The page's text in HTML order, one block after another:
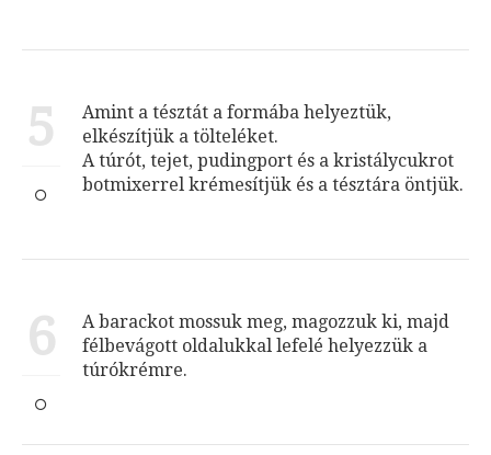
5
Amint a tésztát a formába helyeztük,
elkészítjük a tölteléket.
A túrót, tejet, pudingport és a kristálycukrot
botmixerrel krémesítjük és a tésztára öntjük.
6
A barackot mossuk meg, magozzuk ki, majd
félbevágott oldalukkal lefelé helyezzük a
túrókrémre.